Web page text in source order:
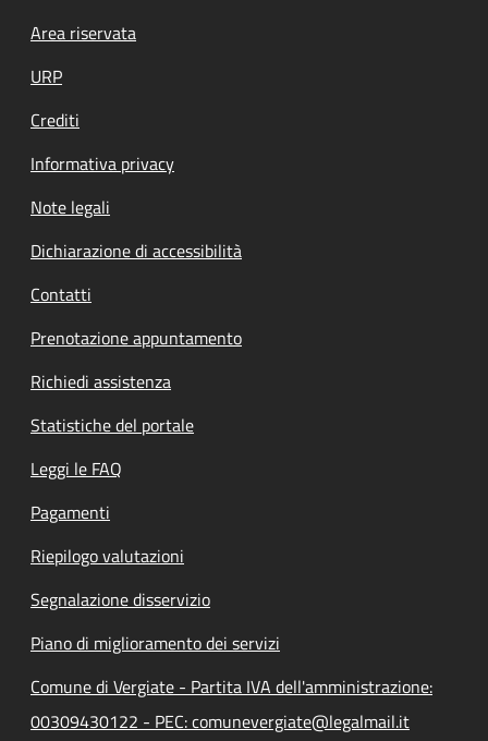
Footer menu
Area riservata
URP
Crediti
Informativa privacy
Note legali
Dichiarazione di accessibilità
Contatti
Prenotazione appuntamento
Richiedi assistenza
Statistiche del portale
Leggi le FAQ
Pagamenti
Riepilogo valutazioni
Segnalazione disservizio
Piano di miglioramento dei servizi
Comune di Vergiate - Partita IVA dell'amministrazione:
00309430122 - PEC: comunevergiate@legalmail.it